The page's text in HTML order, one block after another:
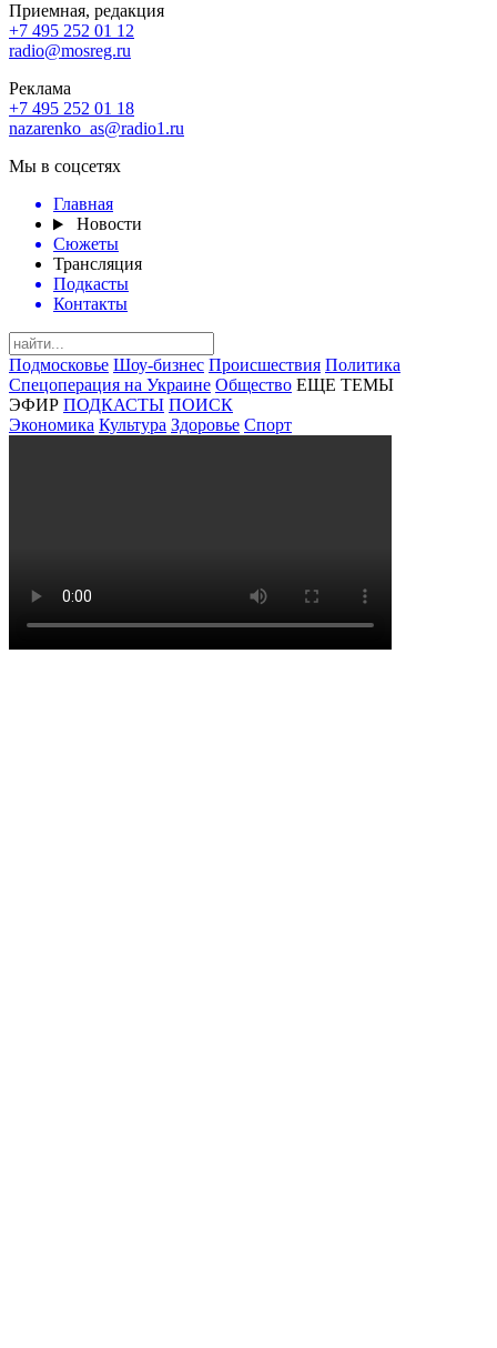
Приемная, редакция
+7 495 252 01 12
radio@mosreg.ru
Реклама
+7 495 252 01 18
nazarenko_as@radio1.ru
Мы в соцсетях
Главная
Новости
Сюжеты
Трансляция
Подкасты
Контакты
Подмосковье Шоу-бизнес Происшествия Политика
Спецоперация на Украине Общество ЕЩЕ ТЕМЫ
ЭФИР ПОДКАСТЫ ПОИСК
Экономика Культура Здоровье Спорт